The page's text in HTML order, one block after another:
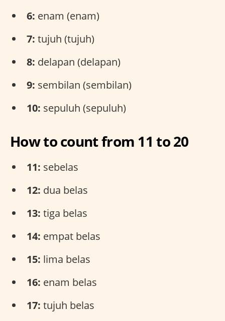
6: enam (enam)
7: tujuh (tujuh)
8: delapan (delapan)
9: sembilan (sembilan)
10: sepuluh (sepuluh)
How to count from 11 to 20
11: sebelas
12: dua belas
13: tiga belas
14: empat belas
15: lima belas
16: enam belas
17: tujuh belas